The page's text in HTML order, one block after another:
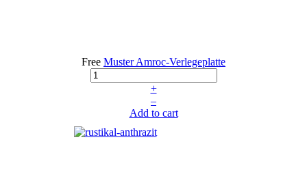
Free Muster Amroc-Verlegeplatte
+
–
Add to cart